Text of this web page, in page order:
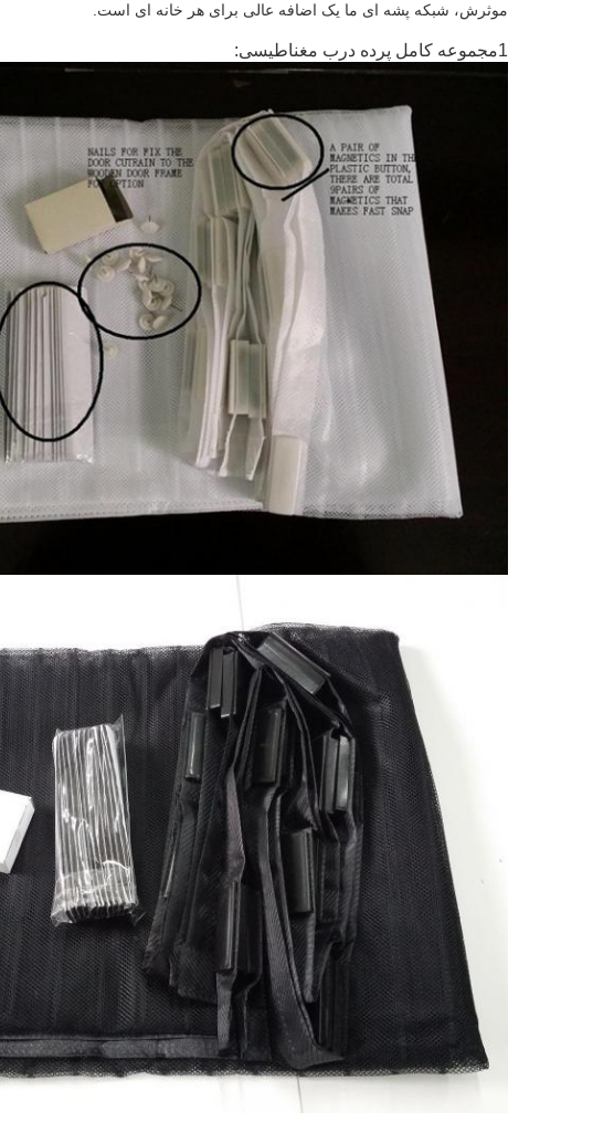
موثرش، شبکه پشه ای ما یک اضافه عالی برای هر خانه ای است.
1مجموعه کامل پرده درب مغناطیسی: